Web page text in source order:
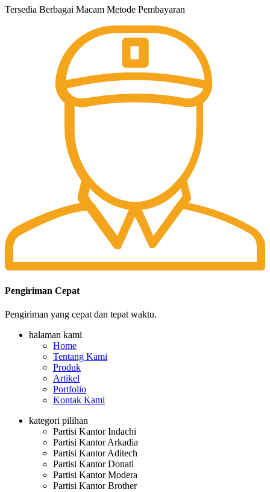
Tersedia Berbagai Macam Metode Pembayaran
Pengiriman Cepat
Pengiriman yang cepat dan tepat waktu.
halaman kami
Home
Tentang Kami
Produk
Artikel
Portfolio
Kontak Kami
kategori pilihan
Partisi Kantor Indachi
Partisi Kantor Arkadia
Partisi Kantor Aditech
Partisi Kantor Donati
Partisi Kantor Modera
Partisi Kantor Brother